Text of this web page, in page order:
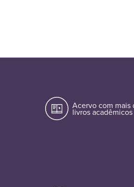
Acervo com
livros acadêmicos